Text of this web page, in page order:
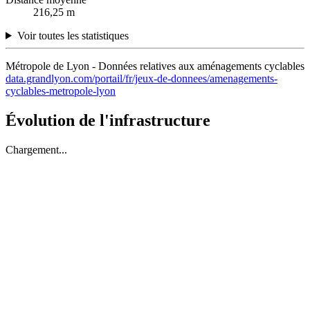
216,25 m
Voir toutes les statistiques
Métropole de Lyon - Données relatives aux aménagements cyclables
data.grandlyon.com/portail/fr/jeux-de-donnees/amenagements-
cyclables-metropole-lyon
Évolution de l'infrastructure
Chargement...